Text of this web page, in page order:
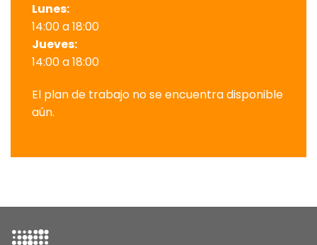
Lunes:
14:00 a 18:00
Jueves:
14:00 a 18:00
El plan de trabajo no se encuentra disponible
aún.